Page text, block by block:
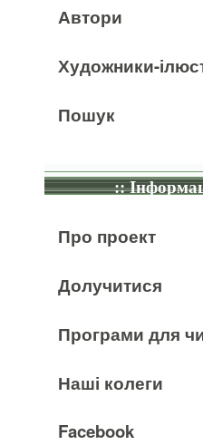
Автори
Художники-
Пошук
::
Про проект
Долучитися
Програми для
Наші колеги
Facebook